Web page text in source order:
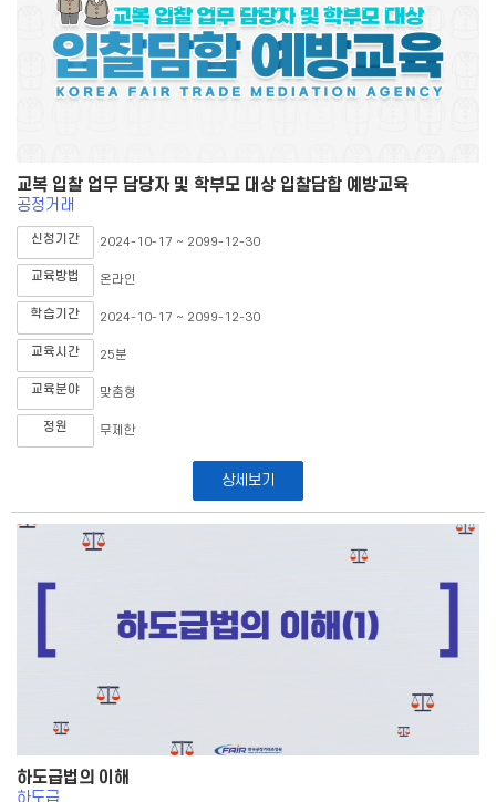
교복 입찰 업무 담당자 및 학부모 대상 입찰담합 예방교육
공정거래
신청기간 2024-10-17 ~ 2099-12-30
교육방법 온라인
학습기간 2024-10-17 ~ 2099-12-30
교육시간 25분
교육분야 맞춤형
정원 무제한
상세보기
하도급법의 이해
하도급